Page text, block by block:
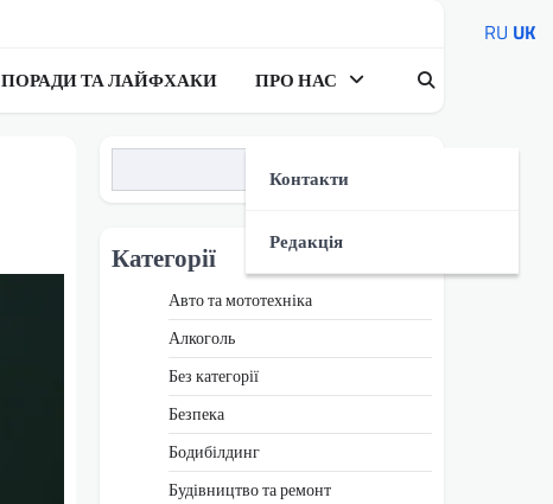
ПОРАДИ ТА ЛАЙФХАКИ ПРО НАС
Контакти
Редакція
Категорії
Авто та мототехніка
Алкоголь
Без категорії
Безпека
Бодибілдинг
Будівництво та ремонт
RU UK